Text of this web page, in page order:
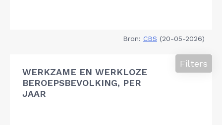
Bron: CBS (20-05-2026)
WERKZAME EN WERKLOZE
BEROEPSBEVOLKING, PER
JAAR
Filters